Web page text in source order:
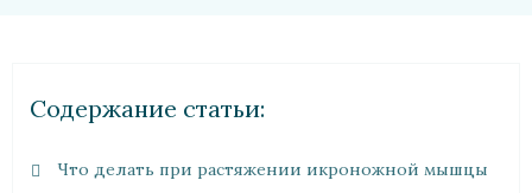
Cодержание статьи:
Что делать при растяжении икроножной мышцы